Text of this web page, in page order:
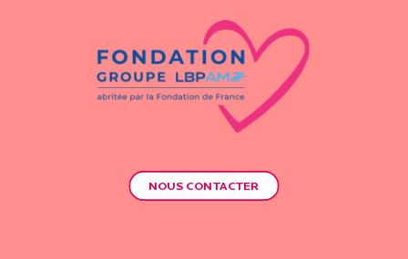
NOUS CONTACTER